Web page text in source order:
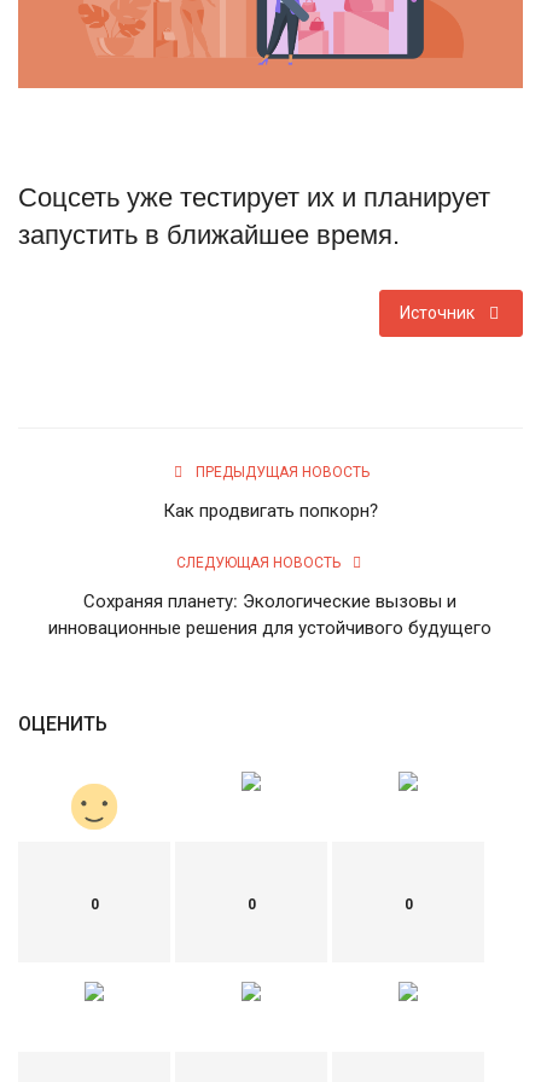
Здоровье
Соцсеть уже тестирует их и планирует
запустить в ближайшее время.
Источник
ПРЕДЫДУЩАЯ НОВОСТЬ
Как продвигать попкорн?
СЛЕДУЮЩАЯ НОВОСТЬ
Сохраняя планету: Экологические вызовы и
инновационные решения для устойчивого будущего
ОЦЕНИТЬ
0 0 0